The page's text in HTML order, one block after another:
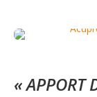
« APPORT